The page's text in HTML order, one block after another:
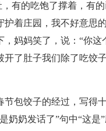
有的吃饱了撑着，有
着庄园，我不好意思
妈妈笑了，说：“你
了肚子我们除了吃饺
包饺子的经过，写得
奶奶发话了”句中“这是